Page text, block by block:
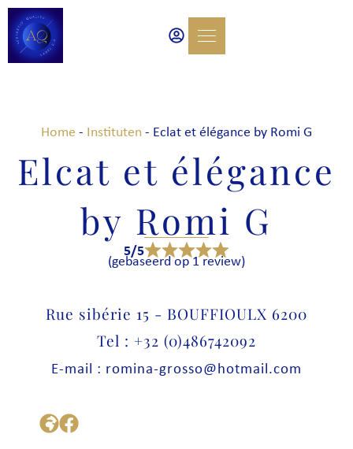
Home - Instituten- Eclat et élégance by Romi G
Elcat et élégance
by Romi G
5/5
(gebaseerd op 1 review)
Rue sibérie 15 - BOUFFIOULX 6200
Tel : +32 (0)486742092
E-mail : romina-grosso@hotmail.com